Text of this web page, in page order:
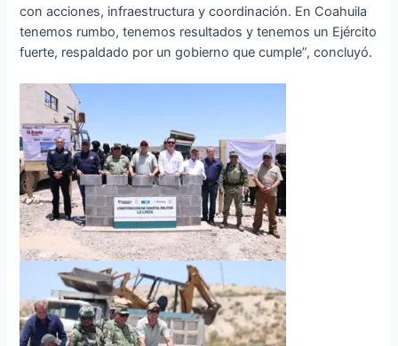
con acciones, infraestructura y coordinación. En Coahuila
tenemos rumbo, tenemos resultados y tenemos un Ejército
fuerte, respaldado por un gobierno que cumple”, concluyó.